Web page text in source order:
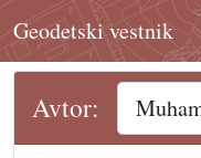
Geodetski vestnik
Avtor: